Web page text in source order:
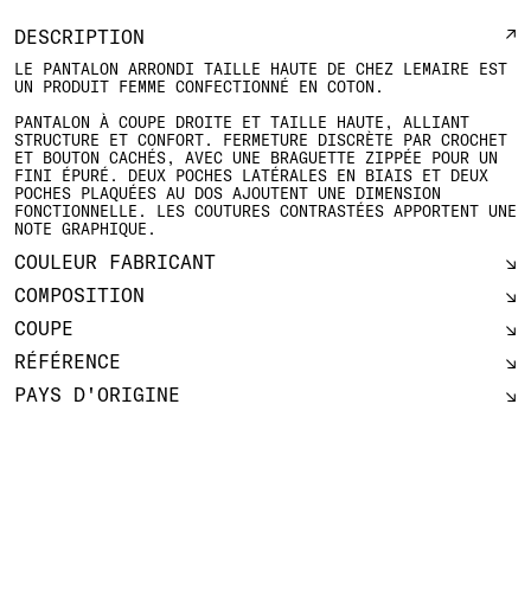
DESCRIPTION
LE PANTALON ARRONDI TAILLE HAUTE DE CHEZ LEMAIRE EST
UN PRODUIT FEMME CONFECTIONNÉ EN COTON.
PANTALON À COUPE DROITE ET TAILLE HAUTE, ALLIANT
STRUCTURE ET CONFORT. FERMETURE DISCRÈTE PAR CROCHET
ET BOUTON CACHÉS, AVEC UNE BRAGUETTE ZIPPÉE POUR UN
FINI ÉPURÉ. DEUX POCHES LATÉRALES EN BIAIS ET DEUX
POCHES PLAQUÉES AU DOS AJOUTENT UNE DIMENSION
FONCTIONNELLE. LES COUTURES CONTRASTÉES APPORTENT UNE
NOTE GRAPHIQUE.
COULEUR FABRICANT
COMPOSITION
COUPE
RÉFÉRENCE
PAYS D'ORIGINE